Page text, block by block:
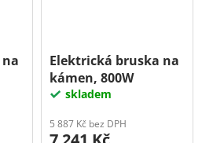
Elektrická bruska na
kámen, 800W
skladem
5 887 Kč bez DPH